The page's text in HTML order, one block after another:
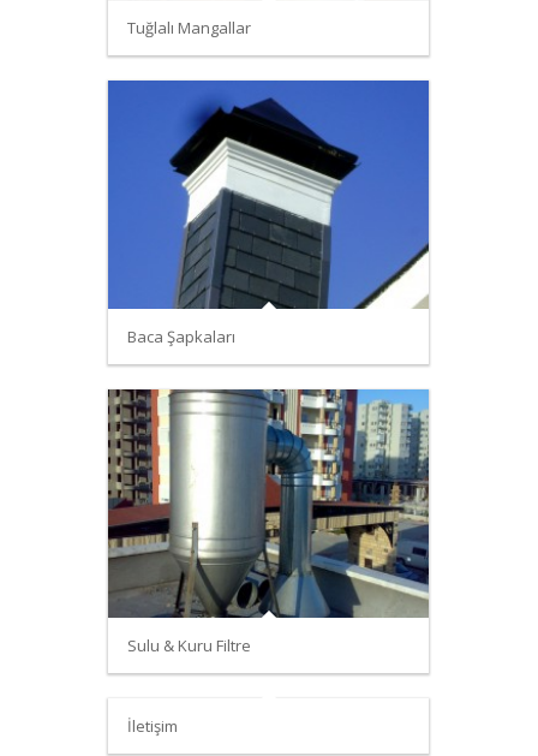
Tuğlalı Mangallar
Baca Şapkaları
Sulu & Kuru Filtre
İletişim